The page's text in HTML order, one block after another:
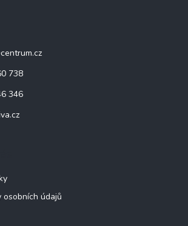
centrum.cz
738
346
osobních údajů